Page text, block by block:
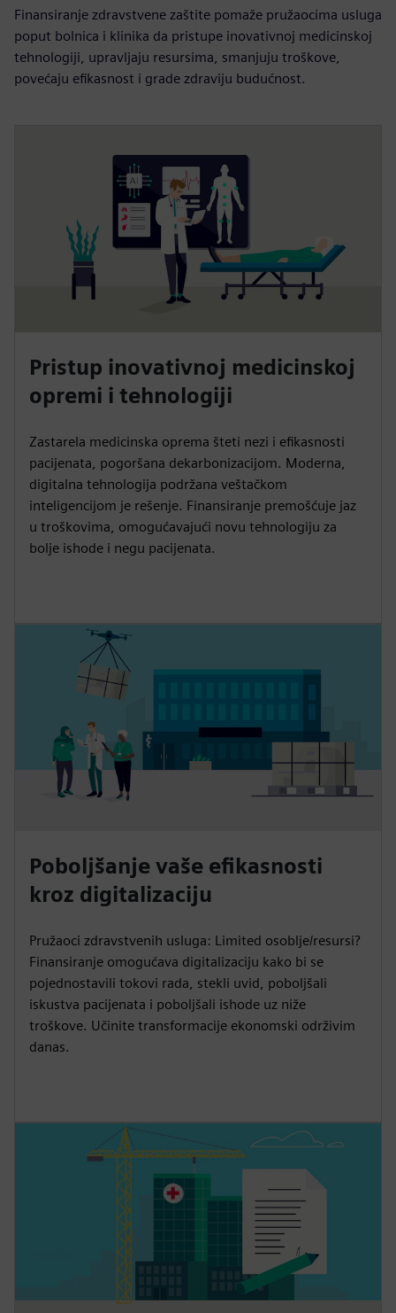
Finansiranje zdravstvene zaštite pomaže pružaocima usluga
poput bolnica i klinika da pristupe inovativnoj medicinskoj
tehnologiji, upravljaju resursima, smanjuju troškove,
povećaju efikasnost i grade zdraviju budućnost.
Pristup inovativnoj medicinskoj
opremi i tehnologiji
Zastarela medicinska oprema šteti nezi i efikasnosti
pacijenata, pogoršana dekarbonizacijom. Moderna,
digitalna tehnologija podržana veštačkom
inteligencijom je rešenje. Finansiranje premošćuje jaz
u troškovima, omogućavajući novu tehnologiju za
bolje ishode i negu pacijenata.
Poboljšanje vaše efikasnosti
kroz digitalizaciju
Pružaoci zdravstvenih usluga: Limited osoblje/resursi?
Finansiranje omogućava digitalizaciju kako bi se
pojednostavili tokovi rada, stekli uvid, poboljšali
iskustva pacijenata i poboljšali ishode uz niže
troškove. Učinite transformacije ekonomski održivim
danas.